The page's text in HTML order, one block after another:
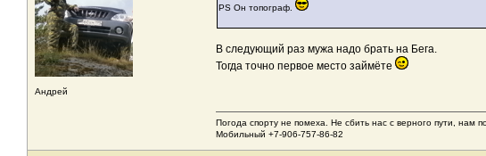
Андрей
PS Он топограф.
В следующий раз мужа надо брать на Бега.
Тогда точно первое место займёте
Погода спорту не помеха. Не сбить нас с верного пути, нам
Мобильный +7-906-757-86-82